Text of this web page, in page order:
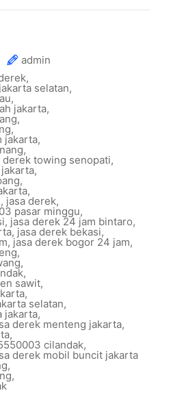
admin
,
selatan,
,
jakarta,
,
,
jakarta,
,
derek towing senopati,
,
,
,
, jasa derek,
pasar minggu,
, jasa derek 24 jam bintaro,
, jasa derek bekasi,
,jasa derek bogor 24 jam,
,
,
,
sawit,
,
selatan,
jakarta,
derek menteng jakarta,
,
cilandak,
derek mobil buncit jakarta
,
,